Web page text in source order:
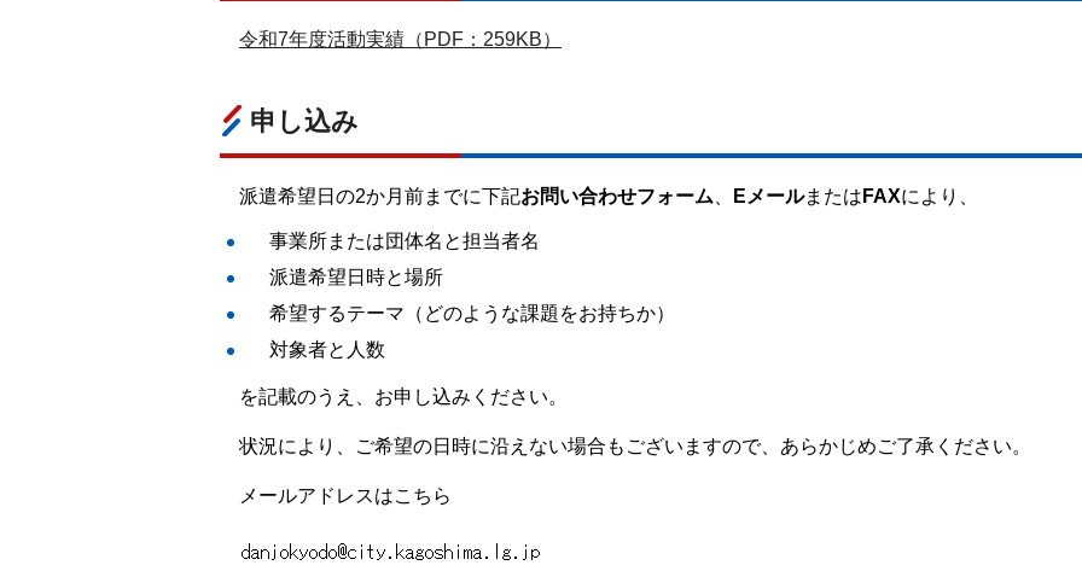
令和7年度活動実績（PDF：259KB）
申し込み
派遣希望日の2か月前までに下記お問い合わせフォーム Eメールまたは FAXにより、
事業所または団体名と担当者名
派遣希望日時と場所
希望するテーマ （どのような課題をお持ちか）
対象者と人数
を記載のうえ、お申し込みください。
状況により、ご希望の日時に沿えない場合もございますので、あらかじめご了承ください。
メールアドレスはこちら